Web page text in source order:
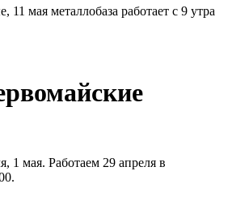
11 мая металлобаза работает с 9 утра
1 мая. Работаем 29 апреля в